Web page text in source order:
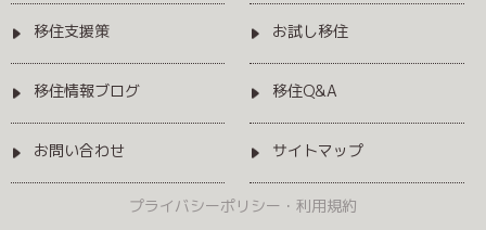
移住支援策
移住情報ブログ
お問い合わせ
お試し移住
移住Q&A
サイトマップ
プライバシーポリシー・利用規約